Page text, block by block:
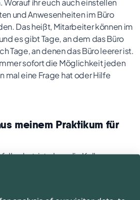
ihr euch auch einstellen
und Anwesenheiten im Büro
Das heißt, Mitarbeiter können im
es gibt Tage, an dem das Büro
Tage, an denen das Büro leerer ist.
sofort die Möglichkeit jeden
mal eine Frage hat oder Hilfe
meinem Praktikum für
hat, ist, dass die Kollegen
unterstützen. Es
- egal ob Gründer, Manager,
ist eine Sache, die ich sehr